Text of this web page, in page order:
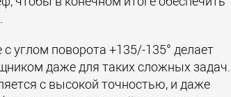
углом поворота +135/-135° делает
даже для таких сложных задач.
с высокой точностью, и даже